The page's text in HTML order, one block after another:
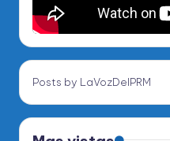
Posts by LaVozDelPRM